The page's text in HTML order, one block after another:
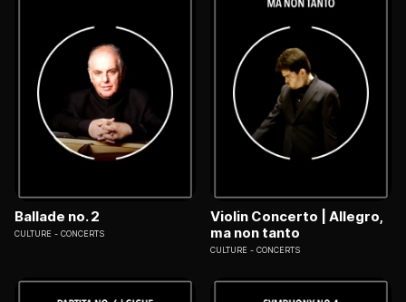
Ballade no. 2
CULTURE CONCERTS
Violin Concerto | Allegro,
ma non tanto
CULTURE CONCERTS